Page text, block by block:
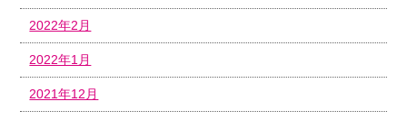
2022年2月
2022年1月
2021年12月